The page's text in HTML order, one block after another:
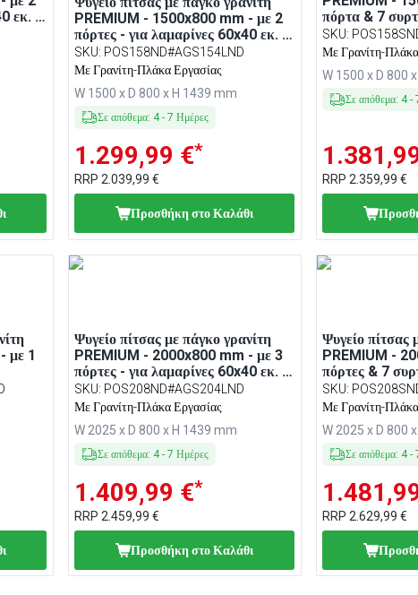
εκ. -
PREMIUM - 1500x800 mm - με 2
πόρτες - για λαμαρίνες 60x40 εκ. -
με επικαθήμενη βιτρίνα σαλατών
LED - 5x GN 1/3 + 1x GN 1/2
SKU: POS158ND#AGS154LND
Με Γρανίτη-Πλάκα Εργασίας
W 1500 x D 800 x H 1439 mm
Σε απόθεμα: 4-7 Ημέρες
1.299,99 €*
RRP2.039,99 €
Προσθήκη στο Καλάθι
πόρτα & 7
επικαθήμενη
- 7x GN 1/4
SKU:
Με Γρανίτη-
W 1500 x D 800
Σε απόθεμα: 4-
RRP2.359,99 €
με 1
LED
Ψυγείο πίτσας με πάγκο γρανίτη
PREMIUM - 2000x800 mm - με 3
πόρτες - για λαμαρίνες 60x40 εκ. -
με επικαθήμενη βιτρίνα σαλατών
LED - 9x GN 1/3
SKU: POS208ND#AGS204LND
Με Γρανίτη-Πλάκα Εργασίας
W 2025 x D 800 x H 1439 mm
Σε απόθεμα: 4-7 Ημέρες
1.409,99 €*
RRP2.459,99 €
Προσθήκη στο Καλάθι
Ψυγείο πίτσας
PREMIUM -
πόρτες & 7
επικαθήμενη
- 10x GN 1/4
SKU:
Με Γρανίτη-
W 2025 x D 800
Σε απόθεμα: 4-
RRP2.629,99 €